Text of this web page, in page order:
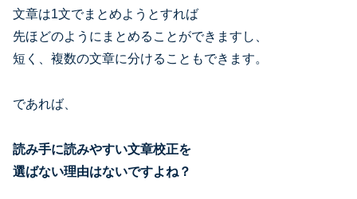
文章は1文でまとめようとすれば
先ほどのようにまとめることができますし、
短く、複数の文章に分けることもできます。
であれば、
読み手に読みやすい文章校正を
選ばない理由はないですよね？